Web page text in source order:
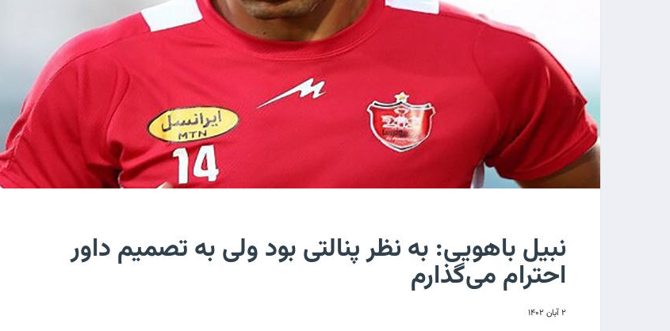
نبیل باهویی: به نظر پنالتی بود ولی به تصمیم داور
احترام می‌گذارم
۲ آبان ۱۴۰۲